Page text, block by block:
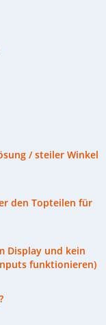
/ steiler Winkel
den Topteilen für
Display und kein
funktionieren)